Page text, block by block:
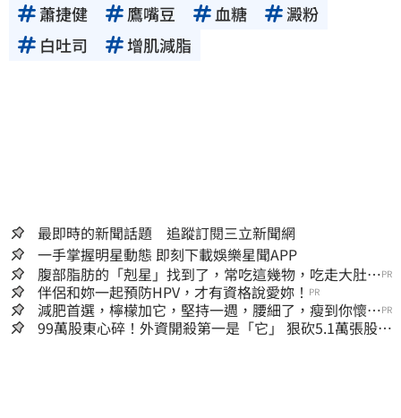
蕭捷健 鷹嘴豆 血糖
澱粉
白吐司
增肌減脂
最即時的新聞話題 追蹤訂閱三立新聞網
一手掌握明星動態 即刻下載娛樂星聞APP
腹部脂肪的「剋星」找到了，常吃這幾物，吃走大肚
囊，瘦出小蠻腰
PR
伴侶和妳一起預防HPV，才有資格說愛妳！ PR
減肥首選，檸檬加它，堅持一週，腰細了，瘦到你懷疑
人生
PR
99萬股東心碎！外資開殺第一是「它」 狠砍5.1萬張股價